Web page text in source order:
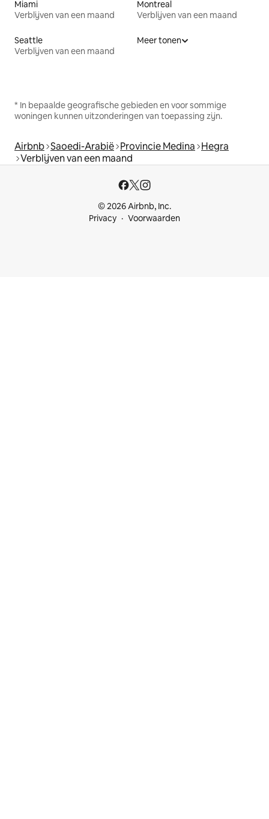
Miami
Verblijven van een maand
Montreal
Verblijven van een maand
Seattle
Verblijven van een maand
Meer tonen
* In bepaalde geografische gebieden en voor sommige
woningen kunnen uitzonderingen van toepassing zijn.
Airbnb Saoedi-Arabië Provincie Medina Hegra
Verblijven van een maand
© 2026 Airbnb, Inc.
Privacy
Voorwaarden